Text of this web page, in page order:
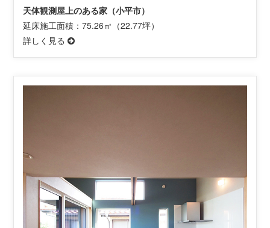
天体観測屋上のある家（小平市）
延床施工面積：75.26㎡（22.77坪）
詳しく見る